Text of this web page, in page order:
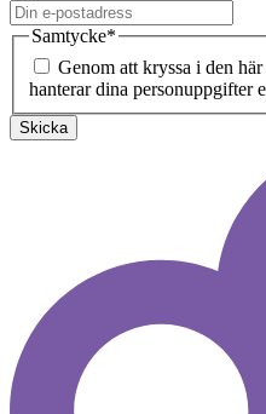
Samtycke*
Genom att kryssa i den
hanterar dina personuppgifter
Skicka